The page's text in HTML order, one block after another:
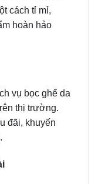
vụ bọc ghế da
đãi, khuyến
Auto đều